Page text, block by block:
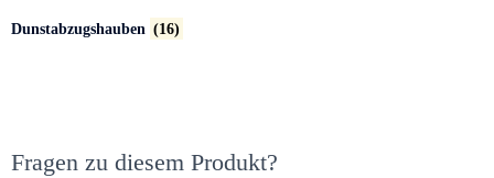
Dunstabzugshauben (16)
Fragen zu diesem Produkt?